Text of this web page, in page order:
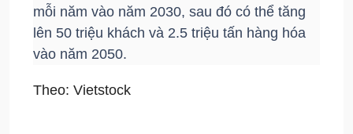
mỗi năm vào năm 2030, sau đó có thể tăng
lên 50 triệu khách và 2.5 triệu tấn hàng hóa
vào năm 2050.
Theo: Vietstock